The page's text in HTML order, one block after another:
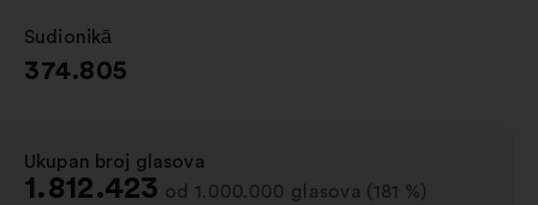
Sudionikā
:
374.805
Ukupan broj glasova
:
1.812.423 od 1.000.000 glasova (181 %)